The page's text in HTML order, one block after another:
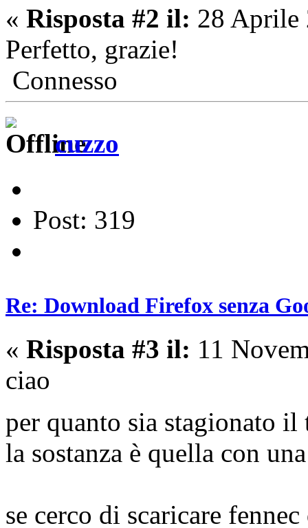
« Risposta #2 il: 28 Aprile
Perfetto, grazie!
Connesso
cuzzo
Post: 319
Re: Download Firefox senza
« Risposta #3 il: 11
ciao
per quanto sia stagionato
la sostanza è quella con
se cerco di scaricare fennec